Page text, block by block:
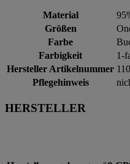
Material
Größen
Farbe
Farbigkeit
1-
Hersteller Artikelnummer
Pflegehinweis
HERSTELLER